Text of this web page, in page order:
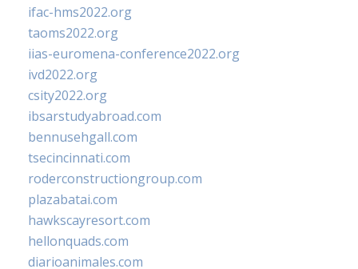
ifac-hms2022.org
taoms2022.org
iias-euromena-conference2022.org
ivd2022.org
csity2022.org
ibsarstudyabroad.com
bennusehgall.com
tsecincinnati.com
roderconstructiongroup.com
plazabatai.com
hawkscayresort.com
hellonquads.com
diarioanimales.com